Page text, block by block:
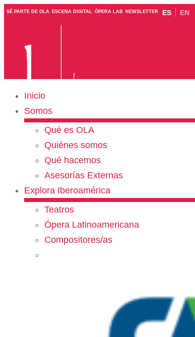
SÉ PARTE DE OLA ESCENA DIGITAL ÓPERA LAB NEWSLETTER ES EN
Inicio
Somos
Qué es OLA
Quiénes somos
Qué hacemos
Asesorías Externas
Explora Iberoamérica
Teatros
Ópera Latinoamericana
Compositores/as